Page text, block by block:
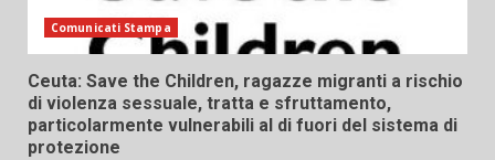
Comunicati Stampa
Ceuta: Save the Children, ragazze migranti a rischio
di violenza sessuale, tratta e sfruttamento,
particolarmente vulnerabili al di fuori del sistema di
protezione